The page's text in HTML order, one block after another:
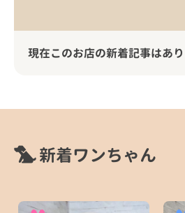
現在このお店の新着記事はあり
新着ワンちゃん